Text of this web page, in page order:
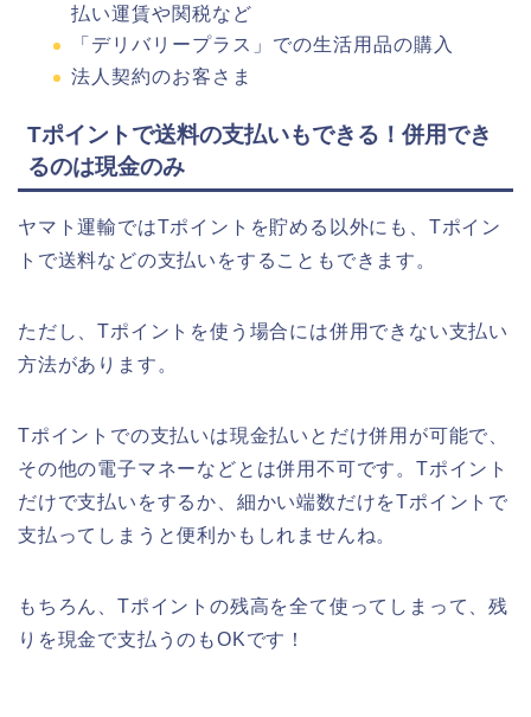
払い運賃や関税など
「デリバリープラス」での生活用品の購入
法人契約のお客さま
Tポイントで送料の支払いもできる！併用でき
るのは現金のみ
ヤマト運輸ではTポイントを貯める以外にも、Tポイン
トで送料などの支払いをすることもできます。
ただし、Tポイントを使う場合には併用できない支払い
方法があります。
Tポイントでの支払いは現金払いとだけ併用が可能で、
その他の電子マネーなどとは併用不可です。Tポイント
だけで支払いをするか、細かい端数だけをTポイントで
支払ってしまうと便利かもしれませんね。
もちろん、Tポイントの残高を全て使ってしまって、残
りを現金で支払うのもOKです！